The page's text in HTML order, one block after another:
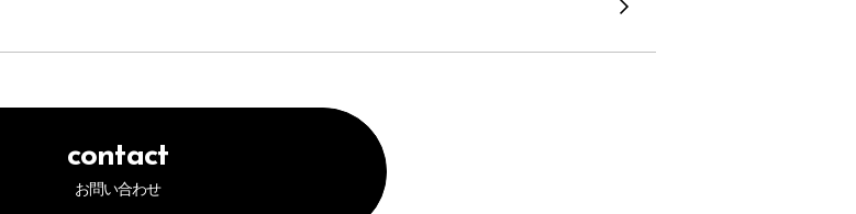
contact
お問い合わせ